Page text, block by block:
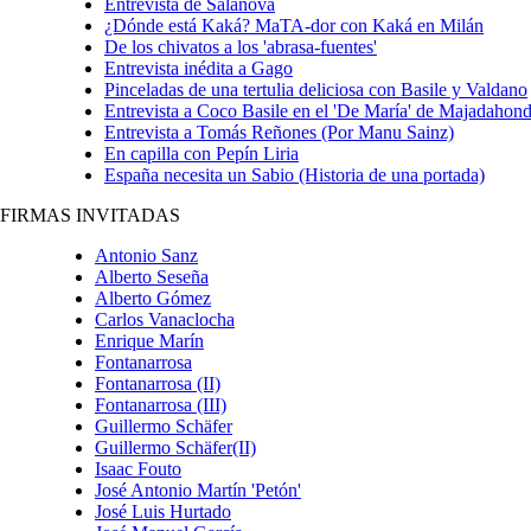
¿Dónde está Kaká? MaTA-dor con Kaká en Milán
De los chivatos a los 'abrasa-fuentes'
Entrevista inédita a Gago
Pinceladas de una tertulia deliciosa con Basile y Valdano
Entrevista a Coco Basile en el 'De María' de
Entrevista a Tomás Reñones (Por Manu Sainz)
En capilla con Pepín Liria
España necesita un Sabio (Historia de una portada)
FIRMAS INVITADAS
Antonio Sanz
Alberto Seseña
Alberto Gómez
Carlos Vanaclocha
Enrique Marí­n
Fontanarrosa
Fontanarrosa (II)
Fontanarrosa (III)
Guillermo Schäfer
Guillermo Schäfer(II)
Isaac Fouto
José Antonio Martín 'Petón'
José Luis Hurtado